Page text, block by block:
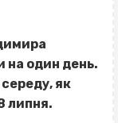
на один день.
середу, як
липня.